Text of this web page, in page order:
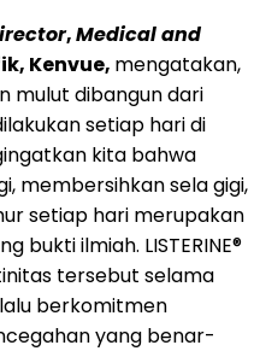
,Medical and
Kenvue, mengatakan,
mulut dibangun dari
setiap hari di
kita bahwa
membersihkan sela gigi,
setiap hari merupakan
bukti ilmiah. LISTERINE®
tersebut selama
berkomitmen
yang benar-